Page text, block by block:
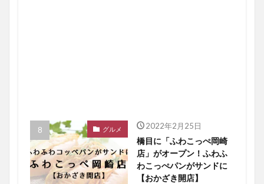
グルメ 2022年2月25日
橋目に「ふわこっぺ岡崎
店」がオープン！ふわふ
わこっぺパンがサンドに
【おかざき開店】